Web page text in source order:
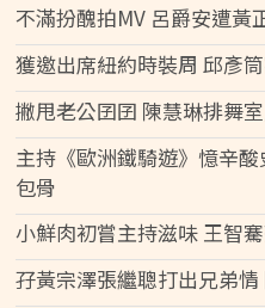
不滿扮醜拍MV 呂爵安遭黃
獲邀出席紐約時裝周 邱彥
撇甩老公囝囝 陳慧琳排舞
主持《歐洲鐵騎遊》憶辛
包骨
小鮮肉初嘗主持滋味 王智
孖黃宗澤張繼聰打出兄弟